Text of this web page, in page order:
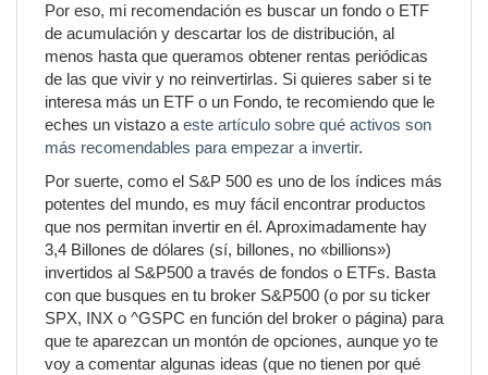
Por eso, mi recomendación es buscar un fondo o ETF
de acumulación y descartar los de distribución, al
menos hasta que queramos obtener rentas periódicas
de las que vivir y no reinvertirlas. Si quieres saber si te
interesa más un ETF o un Fondo, te recomiendo que le
eches un vistazo a este artículo sobre qué activos son
más recomendables para empezar a invertir.
Por suerte, como el S&P 500 es uno de los índices más
potentes del mundo, es muy fácil encontrar productos
que nos permitan invertir en él. Aproximadamente hay
3,4 Billones de dólares (sí, billones, no «billions»)
invertidos al S&P500 a través de fondos o ETFs. Basta
con que busques en tu broker S&P500 (o por su ticker
SPX, INX o ^GSPC en función del broker o página) para
que te aparezcan un montón de opciones, aunque yo te
voy a comentar algunas ideas (que no tienen por qué